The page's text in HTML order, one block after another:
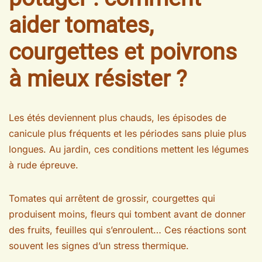
aider tomates,
courgettes et poivrons
à mieux résister ?
Les étés deviennent plus chauds, les épisodes de
canicule plus fréquents et les périodes sans pluie plus
longues. Au jardin, ces conditions mettent les légumes
à rude épreuve.
Tomates qui arrêtent de grossir, courgettes qui
produisent moins, fleurs qui tombent avant de donner
des fruits, feuilles qui s’enroulent… Ces réactions sont
souvent les signes d’un stress thermique.